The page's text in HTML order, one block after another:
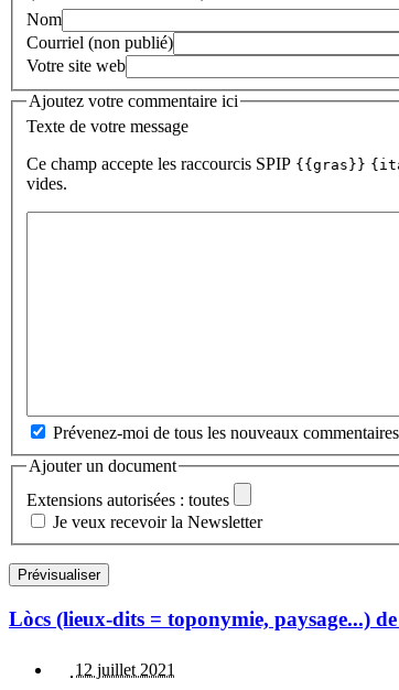
Nom
Courriel (non publié)
Votre site web
Ajoutez votre commentaire ici
Texte de votre message
Ce champ accepte les raccourcis SPIP {{gras}}
vides.
Prévenez-moi de tous les nouveaux
Ajouter un document
Extensions autorisées : toutes
Je veux recevoir la Newsletter
Lòcs (lieux-dits = toponymie, paysage...) de
12 juillet 2021